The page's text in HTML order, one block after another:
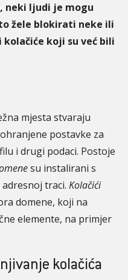
neki ljudi je mogu
žele blokirati neke ili
koji su već bili
mjesta stvaraju
postavke za
i drugi podaci. Postoje
su instalirani s
traci. Kolačići
domene, koji na
elemente, na primjer
kolačića